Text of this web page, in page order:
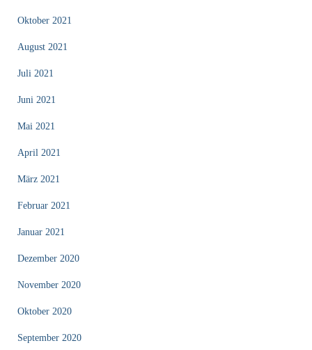
Oktober 2021
August 2021
Juli 2021
Juni 2021
Mai 2021
April 2021
März 2021
Februar 2021
Januar 2021
Dezember 2020
November 2020
Oktober 2020
September 2020